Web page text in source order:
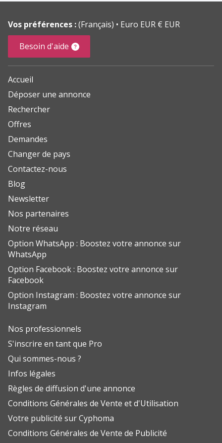
Vos préférences :(Français)
Euro EUR € EUR
Besoin d'aide
Accueil
Déposer une annonce
Rechercher
Offres
Demandes
Changer de pays
Contactez-nous
Blog
Newsletter
Nos partenaires
Notre réseau
Option WhatsApp : Boostez votre annonce sur
WhatsApp
Option Facebook : Boostez votre annonce sur
Facebook
Option Instagram : Boostez votre annonce sur
Instagram
Nos professionnels
S'inscrire en tant que Pro
Qui sommes-nous ?
Infos légales
Règles de diffusion d'une annonce
Conditions Générales de Vente et d'Utilisation
Votre publicité sur Cyphoma
Conditions Générales de Vente de Publicité